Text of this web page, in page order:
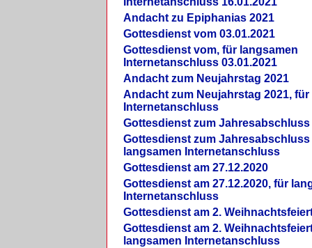
Andacht zu Epiphanias 2021
Gottesdienst vom 03.01.2021
Gottesdienst vom, für langsamen
Internetanschluss 03.01.2021
Andacht zum Neujahrstag 2021
Andacht zum Neujahrstag 2021,
Internetanschluss
Gottesdienst zum Jahresabschluss
Gottesdienst zum Jahresabschluss
langsamen Internetanschluss
Gottesdienst am 27.12.2020
Gottesdienst am 27.12.2020, für
Internetanschluss
Gottesdienst am 2.
Gottesdienst am 2.
langsamen Internetanschluss